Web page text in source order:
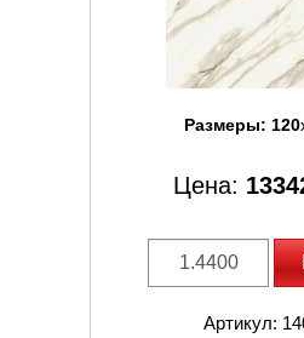
Размеры: 120
Цена:
Артикул: